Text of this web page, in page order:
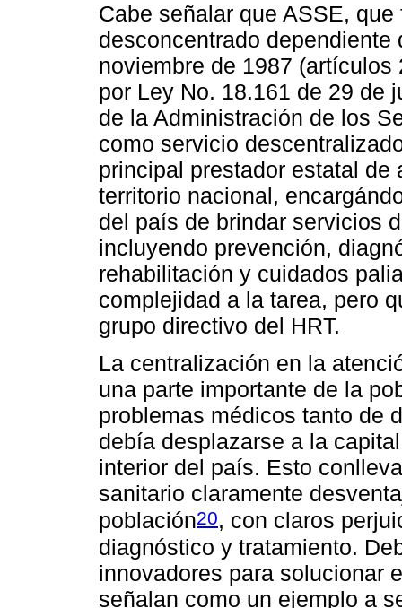
Cabe señalar que ASSE,
desconcentrado
noviembre de 1987
por Ley No. 18.161 de 29 de
de la Administración de los
como servicio
principal prestador estatal
territorio nacional,
del país de brindar servicios
incluyendo prevención,
rehabilitación y cuidados
complejidad a la tarea, pero
grupo directivo del HRT.
La centralización en la
una parte importante de la
problemas médicos tanto de
debía desplazarse a la
interior del país. Esto
sanitario claramente
población20, con claros
diagnóstico y tratamiento.
innovadores para solucionar
señalan como un ejemplo a